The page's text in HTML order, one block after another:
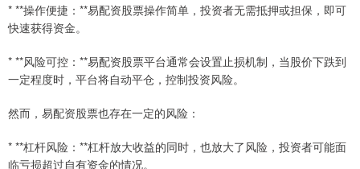
* **操作便捷：**易配资股票操作简单，投资者无需抵押或担保，即可
快速获得资金。
* **风险可控：**易配资股票平台通常会设置止损机制，当股价下跌到
一定程度时，平台将自动平仓，控制投资风险。
然而，易配资股票也存在一定的风险：
* **杠杆风险：**杠杆放大收益的同时，也放大了风险，投资者可能面
临亏损超过自有资金的情况。